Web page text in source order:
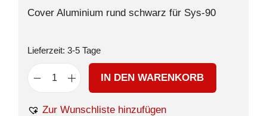
Cover Aluminium rund schwarz für Sys-90
Lieferzeit: 3-5 Tage
IN DEN WARENKORB
Zur Wunschliste hinzufügen